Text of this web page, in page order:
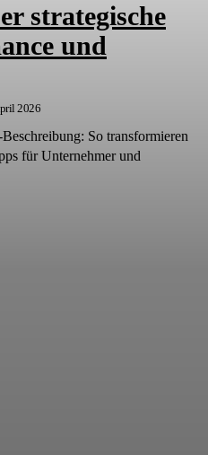
strategische
und
2026
So transformieren
für Unternehmer und